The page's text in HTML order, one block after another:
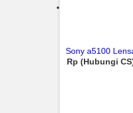
Sony a5100
Rp (Hubungi